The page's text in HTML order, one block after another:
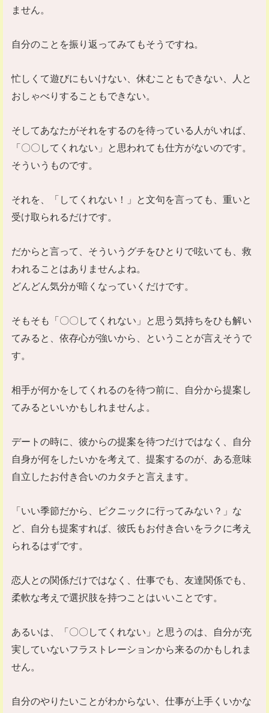
ません。
自分のことを振り返ってみてもそうですね。
忙しくて遊びにもいけない、休むこともできない、人と
おしゃべりすることもできない。
そしてあなたがそれをするのを待っている人がいれば、
「〇〇してくれない」と思われても仕方がないのです。
そういうものです。
それを、「してくれない！」と文句を言っても、重いと
受け取られるだけです。
だからと言って、そういうグチをひとりで呟いても、救
われることはありませんよね。
どんどん気分が暗くなっていくだけです。
そもそも「〇〇してくれない」と思う気持ちをひも解い
てみると、依存心が強いから、ということが言えそうで
す。
相手が何かをしてくれるのを待つ前に、自分から提案し
てみるといいかもしれませんよ。
デートの時に、彼からの提案を待つだけではなく、自分
自身が何をしたいかを考えて、提案するのが、ある意味
自立したお付き合いのカタチと言えます。
「いい季節だから、ピクニックに行ってみない？」な
ど、自分も提案すれば、彼氏もお付き合いをラクに考え
られるはずです。
恋人との関係だけではなく、仕事でも、友達関係でも、
柔軟な考えで選択肢を持つことはいいことです。
あるいは、「〇〇してくれない」と思うのは、自分が充
実していないフラストレーションから来るのかもしれま
せん。
自分のやりたいことがわからない、仕事が上手くいかな